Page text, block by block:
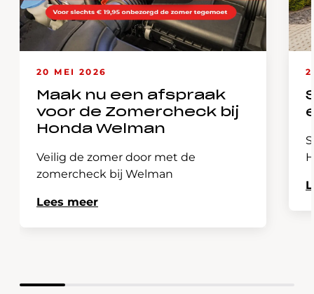
20 MEI 2026
Maak nu een afspraak
voor de Zomercheck bij
Honda Welman
Veilig de zomer door met de
zomercheck bij Welman
Lees meer